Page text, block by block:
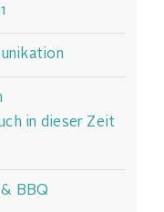
in dieser Zeit
BBQ